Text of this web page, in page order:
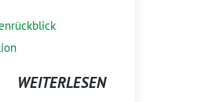
WEITERLESEN